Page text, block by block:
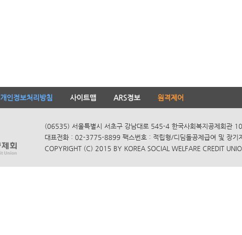
개인정보처리방침 사이트맵 ARS정보 원격제어
(06535) 서울특별시 서초구 강남대로 545-4 한국사회복지공제회관
대표전화 : 02-3775-8899 팩스번호 : 적립형/디딤돌공제급여 및
COPYRIGHT (C) 2015 BY KOREA SOCIAL WELFARE CREDIT